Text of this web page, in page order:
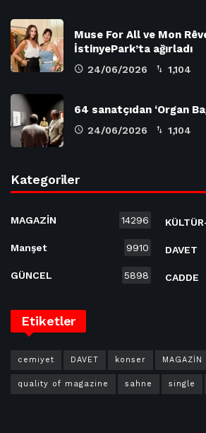
Muse For All ve Mon
İstinyePark’ta ağırladı
24/06/2026 1,104
64 sanatçıdan ‘Organ
24/06/2026 1,104
Kategoriler
MAGAZİN 14296
Manşet 9910
GÜNCEL 5898
DAVET
CADDE
Etiketler
cemiyet DAVET konser MAGAZİN
quality of magazine sahne single